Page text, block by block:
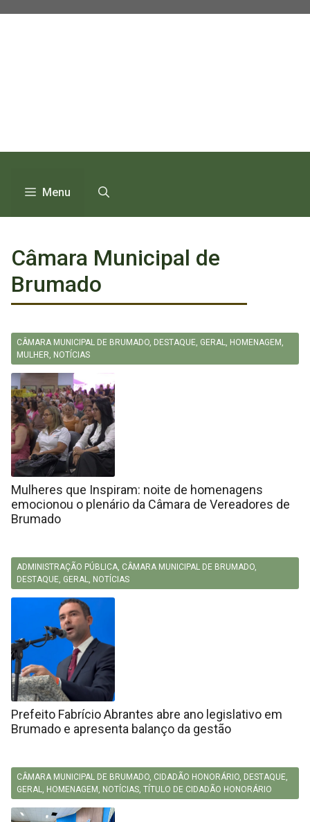
Menu
Câmara Municipal de
Brumado
CÂMARA MUNICIPAL DE BRUMADO, DESTAQUE, GERAL, HOMENAGEM ,
MULHER, NOTÍCIAS
Mulheres que Inspiram: noite de homenagens
emocionou o plenário da Câmara de Vereadores de
Brumado
ADMINISTRAÇÃO PÚBLICA, CÂMARA MUNICIPAL DE BRUMADO,
DESTAQUE, GERAL, NOTÍCIAS
Prefeito Fabrício Abrantes abre ano legislativo em
Brumado e apresenta balanço da gestão
CÂMARA MUNICIPAL DE BRUMADO, CIDADÃO HONORÁRIO, DESTAQUE,
GERAL, HOMENAGEM , NOTÍCIAS, TÍTULO DE CIDADÃO HONORÁRIO